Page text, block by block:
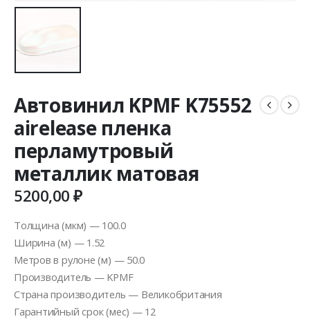
Автовинил KPMF K75552
airelease пленка
перламутровый
металлик матовая
5200,00₽
Толщина (мкм) — 100.0
Ширина (м) — 1.52
Метров в рулоне (м) — 50.0
Производитель — KPMF
Страна производитель — Великобритания
Гарантийный срок (мес) — 12